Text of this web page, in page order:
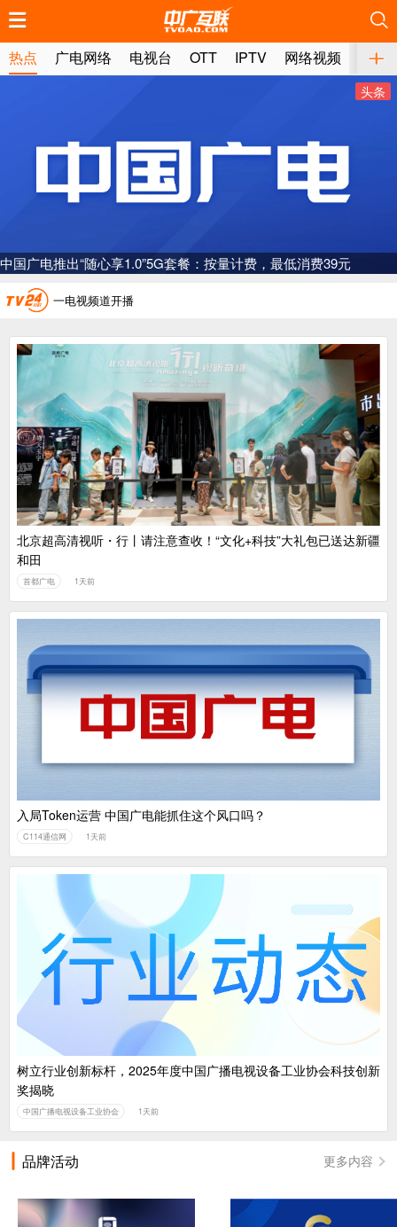
热点 广电网络 电视台 OTT IPTV 网络视频 媒体
头条
中国广电推出“随心享1.0”5G套餐：按量计费，最低消费39元
广电总局对互联网电视自动续费专项治理
中国广电：编制一体化电视技术标准白皮书
一电视频道开播
“纵深推进”系统性变革，广电媒体如何发力？
“一省一网”，中国广电为何走了二十年？
广电总局对互联网电视自动续费专项治理
中国广电：编制一体化电视技术标准白皮书
推荐
北京超高清视听・行丨请注意查收！“文化+科技”大礼包已送达新疆
和田
首都广电 1天前
推荐
入局Token运营 中国广电能抓住这个风口吗？
C114通信网 1天前
推荐
树立行业创新标杆，2025年度中国广播电视设备工业协会科技创新
奖揭晓
中国广播电视设备工业协会 1天前
品牌活动 更多内容
推荐
推荐
推荐
推荐
推荐
推荐
推荐
推荐
推荐
推荐
推荐
推荐
推荐
推荐
推荐
推荐
推荐